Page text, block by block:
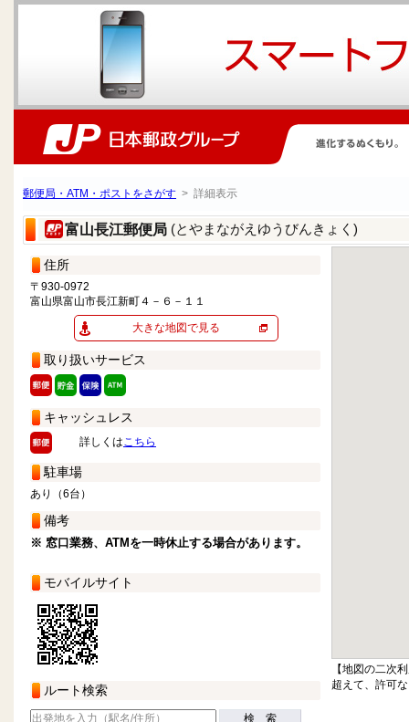
郵便局・ATM・ポストをさがす > 詳細表示
富山長江郵便局 (とやまながえゆうびんきょく)
住所
〒930-0972
富山県富山市長江新町４－６－１１
大きな地図で見る
取り扱いサービス
キャッシュレス
詳しくはこちら
駐車場
あり（6台）
備考
※ 窓口業務、ATMを一時休止する場合があります。
モバイルサイト
ルート検索
検 索
【地図の二次
超えて、許可